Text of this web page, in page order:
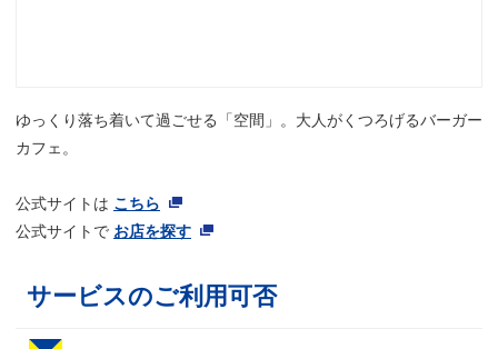
ゆっくり落ち着いて過ごせる「空間」。大人がくつろげるバーガー
カフェ。
公式サイトは こちら
公式サイトで お店を探す
サービスのご利用可否